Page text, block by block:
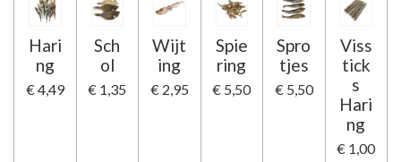
Hari
ng
€ 4,49
Sch
ol
€ 1,35
Wijt
ing
€ 2,95
Spie
ring
€ 5,50
Spro
tjes
€ 5,50
Viss
tick
s
Hari
ng
€ 1,00